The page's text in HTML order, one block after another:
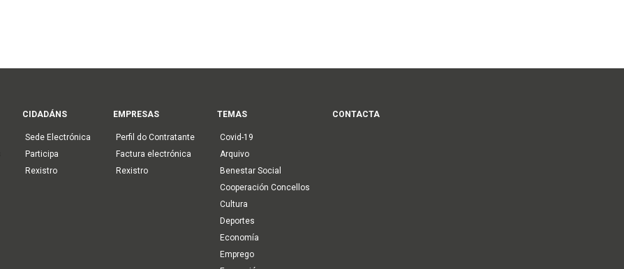
CIDADÁNS
Sede Electrónica
Participa
Rexistro
EMPRESAS
Perfil do Contratante
Factura electrónica
Rexistro
TEMAS
Covid-19
Arquivo
Benestar Social
Cooperación Concellos
Cultura
Deportes
Economía
Emprego
CONTACTA